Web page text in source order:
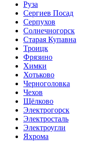
Руза
Сергиев Посад
Серпухов
Солнечногорск
Старая Купавна
Троицк
Фрязино
Химки
Хотьково
Черноголовка
Чехов
Щёлково
Электрогорск
Электросталь
Электроугли
Яхрома